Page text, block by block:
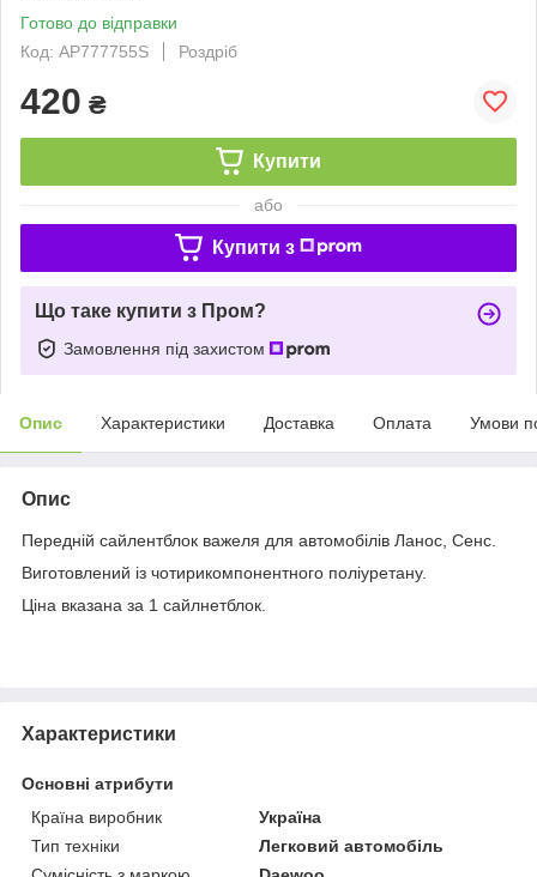
Готово до відправки
Код: AP777755S
Роздріб
420 ₴
Купити
або
Купити з
Що таке купити з Пром?
Замовлення під захистом
Опис Характеристики Доставка Оплата Умови
Опис
Передній сайлентблок важеля для автомобілів Ланос, Сенс.
Виготовлений із чотирикомпонентного поліуретану.
Ціна вказана за 1 сайлнетблок.
Характеристики
Основні атрибути
Країна виробник
Україна
Тип техніки
Легковий автомобіль